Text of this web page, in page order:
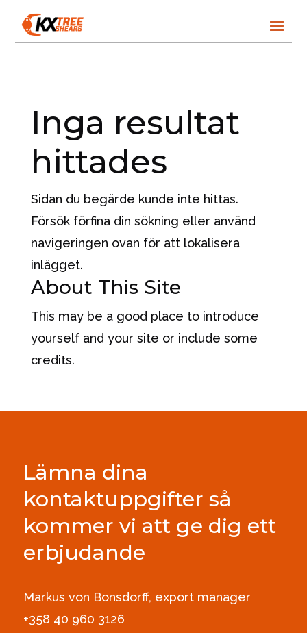
Inga resultat
hittades
Sidan du begärde kunde inte hittas.
Försök förfina din sökning eller använd
navigeringen ovan för att lokalisera
inlägget.
About This Site
This may be a good place to introduce
yourself and your site or include some
credits.
Lämna dina
kontaktuppgifter så
kommer vi att ge dig ett
erbjudande
Markus von Bonsdorff, export manager
+358 40 960 3126‪